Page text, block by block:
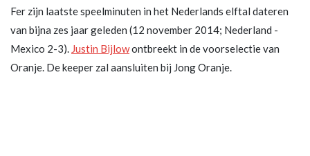
Fer zijn laatste speelminuten in het Nederlands elftal dateren
van bijna zes jaar geleden (12 november 2014; Nederland -
Mexico 2-3). Justin Bijlowontbreekt in de voorselectie van
Oranje. De keeper zal aansluiten bij Jong Oranje.